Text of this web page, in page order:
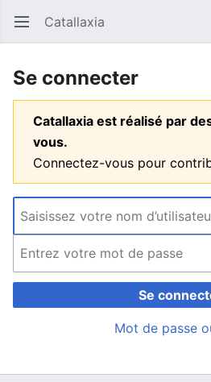
Ouvrir le menu principal Catallaxia
Se connecter
Catallaxia est réalisé par
vous.
Connectez-vous pour
Se
Mot de passe